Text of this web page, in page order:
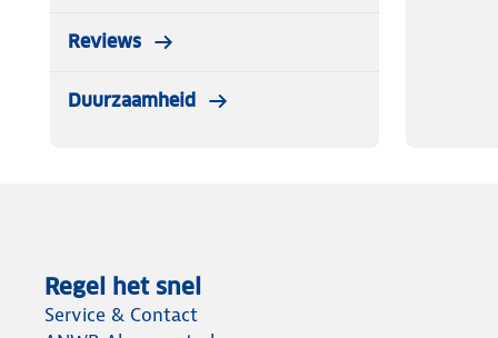
Ontvang direct meldingen op je smartphone bij een
Reviews
Duurzaamheid
Regel het snel
Service & Contact